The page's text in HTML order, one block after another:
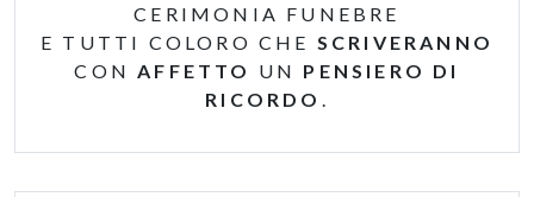
CERIMONIA FUNEBRE
E TUTTI COLORO CHE SCRIVERANNO
CON AFFETTO UN PENSIERO DI
RICORDO